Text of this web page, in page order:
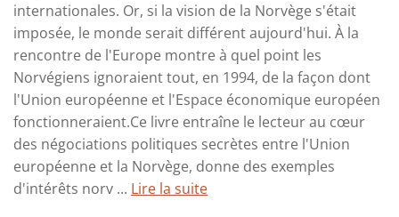
internationales. Or, si la vision de la Norvège s'était
imposée, le monde serait différent aujourd'hui. À la
rencontre de l'Europe montre à quel point les
Norvégiens ignoraient tout, en 1994, de la façon dont
l'Union européenne et l'Espace économique européen
fonctionneraient.Ce livre entraîne le lecteur au cœur
des négociations politiques secrètes entre l'Union
européenne et la Norvège, donne des exemples
d'intérêts norv ... Lire la suite